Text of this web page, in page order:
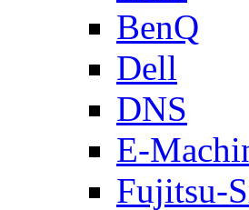
BenQ
Dell
DNS
E-
Fujitsu-